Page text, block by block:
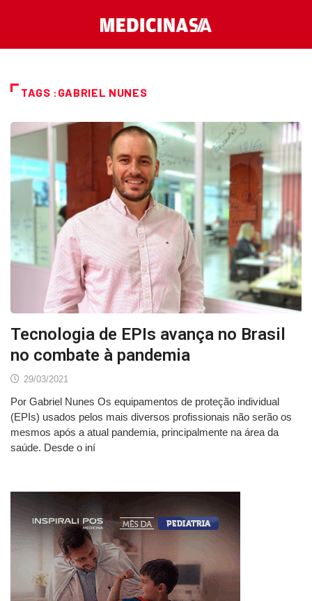
TAGS :GABRIEL NUNES
Tecnologia de EPIs avança no Brasil
no combate à pandemia
29/03/2021
Por Gabriel Nunes Os equipamentos de proteção individual
(EPIs) usados pelos mais diversos profissionais não serão os
mesmos após a atual pandemia, principalmente na área da
saúde. Desde o iní